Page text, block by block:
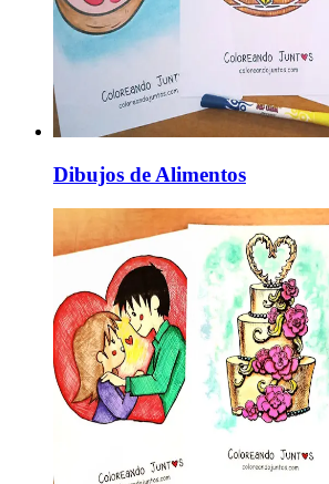
Dibujos de Alimentos